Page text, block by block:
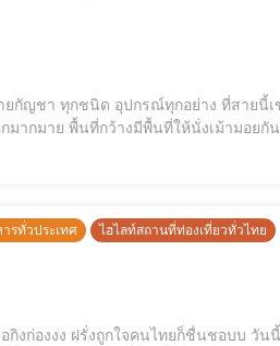
มากมาย พื้นที่กว้างมีพื้นที่ให้นั่งเม้ามอยกัน
รทั่วประเทศ ไฮไลท์สถานที่ท่องเที่ยวทั่วไทย